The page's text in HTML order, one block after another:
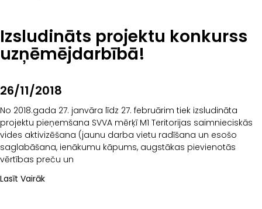
Izsludināts projektu konkurss
uzņēmējdarbībā!
26/11/2018
No 2018.gada 27. janvāra līdz 27. februārim tiek izsludināta
projektu pieņemšana SVVA mērķī M1 Teritorijas saimnieciskās
vides aktivizēšana (jaunu darba vietu radīšana un esošo
saglabāšana, ienākumu kāpums, augstākas pievienotās
vērtības preču un
Lasīt Vairāk